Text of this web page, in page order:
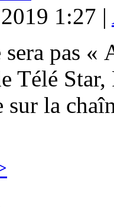
1:27 |
pas «
Télé
sur la